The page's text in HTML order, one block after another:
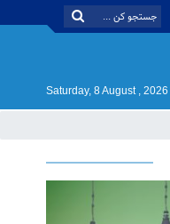
Saturday, 8 August , 2026